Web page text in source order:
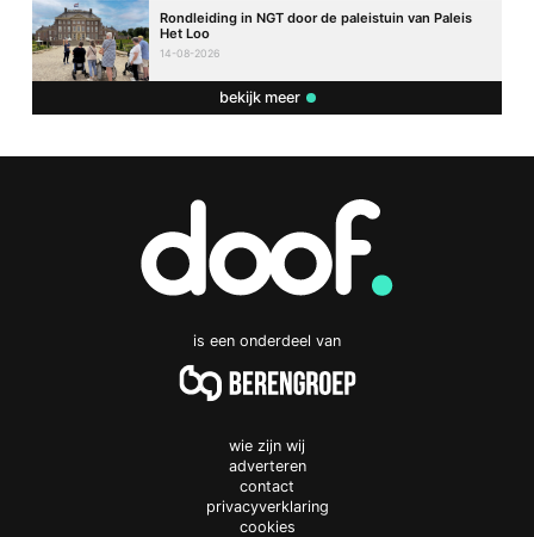
Rondleiding in NGT door de paleistuin van Paleis
Het Loo
14-08-2026
bekijk meer
is een onderdeel van
wie zijn wij
adverteren
contact
privacyverklaring
cookies